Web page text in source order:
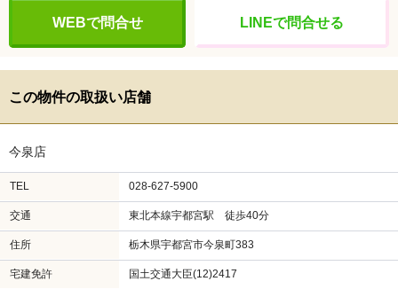
WEBで問合せ LINEで問合せる
この物件の取扱い店舗
今泉店
TEL 028-627-5900
交通 東北本線宇都宮駅 徒歩40分
住所 栃木県宇都宮市今泉町383
宅建免許 国土交通大臣(12)2417